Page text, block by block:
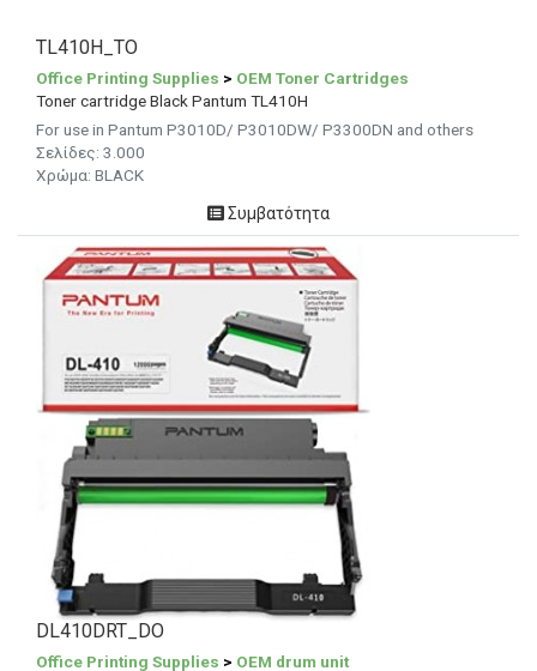
TL410H_TO
Office Printing Supplies > OEM Toner Cartridges
Toner cartridge Black Pantum TL410H
For use in Pantum P3010D/ P3010DW/ P3300DN and others
Σελίδες: 3.000
Χρώμα: BLACK
Συμβατότητα
DL410DRT_DO
Office Printing Supplies > OEM drum unit